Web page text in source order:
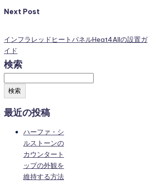
Next Post
インフラレッドヒートパネルHeat4Allの設置ガ
イド
検索
検索
最近の投稿
ハーファ・シ
ルストーンの
カウンタート
ップの外観を
維持する方法